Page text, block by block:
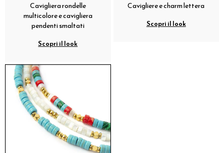
Cavigliera rondelle
multicolore e cavigliera
pendenti smaltati
Scopri il look
Cavigliere e charm lettera
Scopri il look